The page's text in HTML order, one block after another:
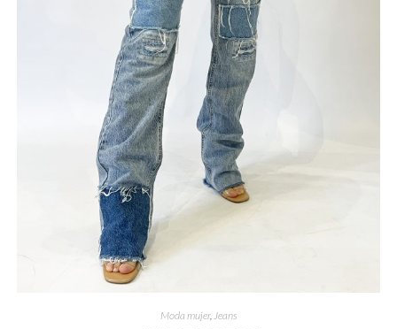
Moda mujer, Jeans